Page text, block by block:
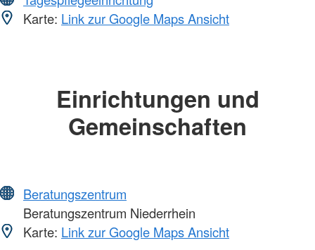
Karte: Link zur Google Maps Ansicht
Einrichtungen und
Gemeinschaften
Beratungszentrum
Beratungszentrum Niederrhein
Karte: Link zur Google Maps Ansicht